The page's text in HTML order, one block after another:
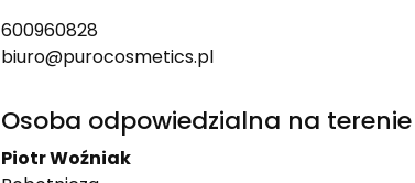
600960828
biuro@purocosmetics.pl
Osoba odpowiedzialna na terenie
Piotr Woźniak